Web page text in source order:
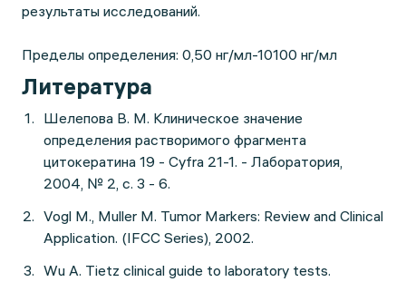
результаты исследований.
Пределы определения: 0,50 нг/мл-10100 нг/мл
Литература
Шелепова В. М. Клиническое значение
определения растворимого фрагмента
цитокератина 19 - Cyfra 21-1. - Лаборатория,
2004, № 2, с. 3 - 6.
Vogl M., Muller M. Tumor Markers: Review and Clinical
Application. (IFCC Series), 2002.
Wu A. Tietz clinical guide to laboratory tests.